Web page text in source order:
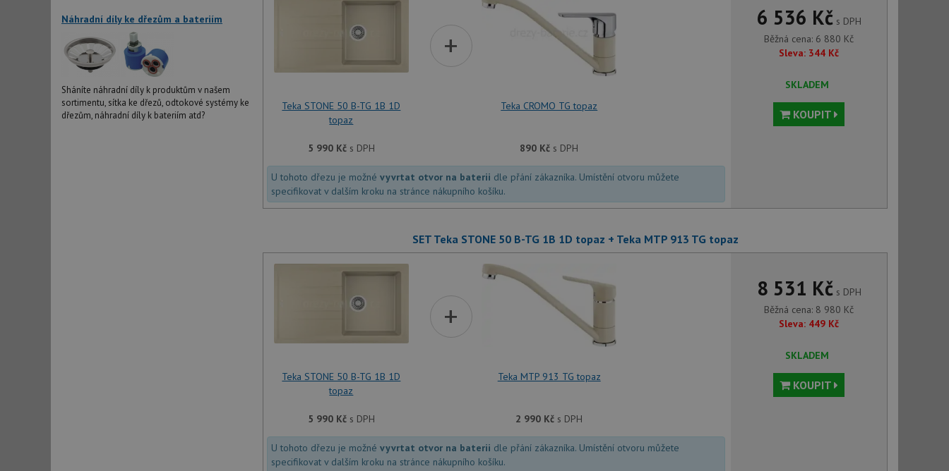
Náhradní díly ke dřezům a bateriím
Sháníte náhradní díly k produktům v našem
sortimentu, sítka ke dřezů, odtokové systémy ke
dřezům, náhradní díly k bateriím atd?
Teka STONE 50 B-TG 1B 1D
topaz
5 990 Kčs DPH
+
Teka CROMO TG topaz
890 Kč s DPH
6 536 Kčs DPH
Běžná cena: 6 880 Kč
Sleva: 344 Kč
SKLADEM
KOUPIT
U tohoto dřezu je možné vyvrtat otvor na baterii dle přání zákazníka. Umístění otvoru můžete
specifikovat v dalším kroku na stránce nákupního košíku.
SET Teka STONE 50 B-TG 1B 1D topaz + Teka MTP 913 TG topaz
Teka STONE 50 B-TG 1B 1D
topaz
5 990 Kčs DPH
+
Teka MTP 913 TG topaz
2 990 Kč s DPH
8 531 Kčs DPH
Běžná cena: 8 980 Kč
Sleva: 449 Kč
SKLADEM
KOUPIT
U tohoto dřezu je možné vyvrtat otvor na baterii dle přání zákazníka. Umístění otvoru můžete
specifikovat v dalším kroku na stránce nákupního košíku.